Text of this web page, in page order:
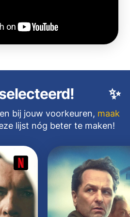
✨
bij jouw voorkeuren, maak
lijst nóg beter te maken!